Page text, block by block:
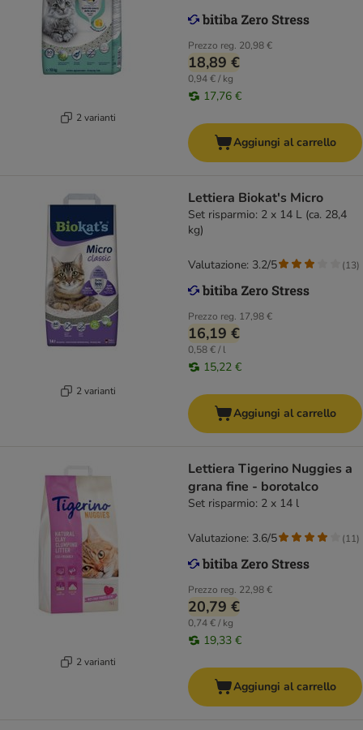
2 varianti
Prezzo reg. 20,98 €
18,89 €
0,94 € / kg
17,76 €
Aggiungi al carrello
2 varianti
Lettiera Biokat's Micro
Set risparmio: 2 x 14 L (ca. 28,4
kg)
Prezzo reg. 17,98 €
16,19 €
0,58 € / l
15,22 €
Valutazione: 3.2/5 (13)
Aggiungi al carrello
2 varianti
Lettiera Tigerino Nuggies a
grana fine - borotalco
Set risparmio: 2 x 14 l
Prezzo reg. 22,98 €
20,79 €
0,74 € / kg
19,33 €
Valutazione: 3.6/5 (11)
Aggiungi al carrello